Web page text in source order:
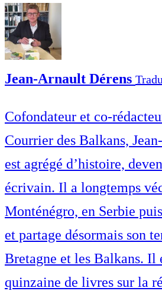
Jean-Arnault Dérens
Cofondateur et co-
Courrier des Balkans,
est agrégé d’histoire,
écrivain. Il a longtemps
Monténégro, en Serbie
et partage désormais son
Bretagne et les Balkans. Il
quinzaine de livres sur la